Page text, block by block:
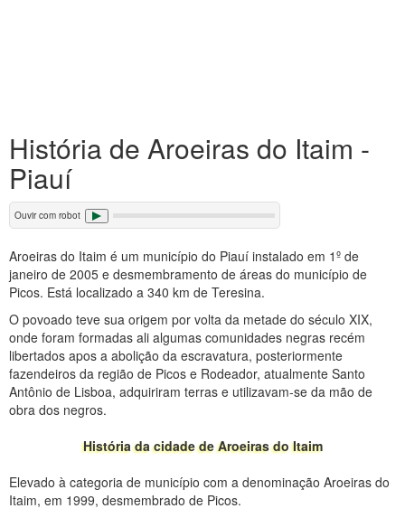
História de Aroeiras do Itaim -
Piauí
Ouvir com robot
Aroeiras do Itaim é um município do Piauí instalado em 1º de
janeiro de 2005 e desmembramento de áreas do município de
Picos. Está localizado a 340 km de Teresina.
O povoado teve sua origem por volta da metade do século XIX,
onde foram formadas ali algumas comunidades negras recém
libertados apos a abolição da escravatura, posteriormente
fazendeiros da região de Picos e Rodeador, atualmente Santo
Antônio de Lisboa, adquiriram terras e utilizavam-se da mão de
obra dos negros.
História da cidade de Aroeiras do Itaim
Elevado à categoria de município com a denominação Aroeiras do
Itaim, em 1999, desmembrado de Picos.